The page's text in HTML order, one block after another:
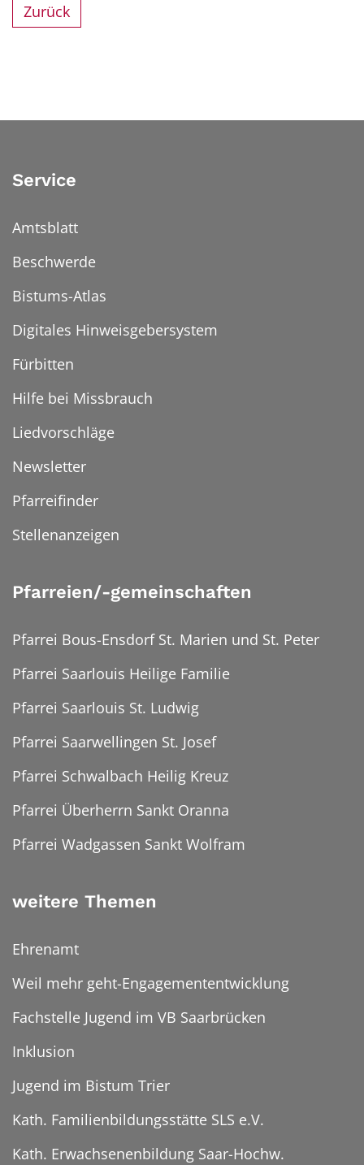
Zurück
Service
Amtsblatt
Beschwerde
Bistums-Atlas
Digitales Hinweisgebersystem
Fürbitten
Hilfe bei Missbrauch
Liedvorschläge
Newsletter
Pfarreifinder
Stellenanzeigen
Pfarreien/-gemeinschaften
Pfarrei Bous-Ensdorf St. Marien und St. Peter
Pfarrei Saarlouis Heilige Familie
Pfarrei Saarlouis St. Ludwig
Pfarrei Saarwellingen St. Josef
Pfarrei Schwalbach Heilig Kreuz
Pfarrei Überherrn Sankt Oranna
Pfarrei Wadgassen Sankt Wolfram
weitere Themen
Ehrenamt
Weil mehr geht-Engagemententwicklung
Fachstelle Jugend im VB Saarbrücken
Inklusion
Jugend im Bistum Trier
Kath. Familienbildungsstätte SLS e.V.
Kath. Erwachsenenbildung Saar-Hochw.